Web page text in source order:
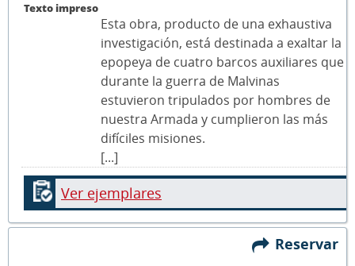
Texto impreso
Esta obra, producto de una exhaustiva
investigación, está destinada a exaltar la
epopeya de cuatro barcos auxiliares que
durante la guerra de Malvinas
estuvieron tripulados por hombres de
nuestra Armada y cumplieron las más
difíciles misiones.
[...]
Ver ejemplares
Reservar